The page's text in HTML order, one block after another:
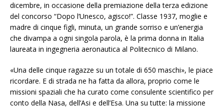
dicembre, in occasione della premiazione della terza edizione
del concorso “Dopo l’Unesco, agisco!”. Classe 1937, moglie e
madre di cinque figli, minuta, un grande sorriso e un’energia
che divampa a ogni singola parola, è la prima donna in Italia
laureata in ingegneria aeronautica al Politecnico di Milano.
«Una delle cinque ragazze su un totale di 650 maschi», le piace
ricordare. E di strada ne ha fatta da allora, proprio come le
missioni spaziali che ha curato come consulente scientifico per
conto della Nasa, dell’Asi e dell’Esa. Una su tutte: la missione